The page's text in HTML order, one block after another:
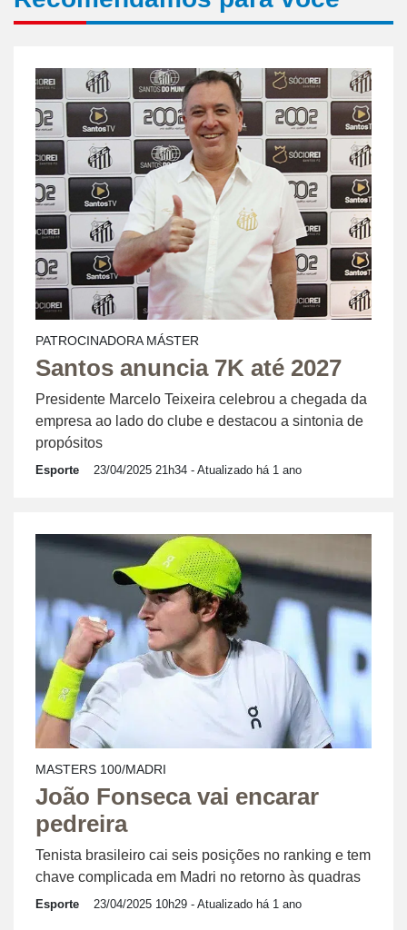
PATROCINADORA MÁSTER
Santos anuncia 7K até 2027
Presidente Marcelo Teixeira celebrou a chegada da
empresa ao lado do clube e destacou a sintonia de
propósitos
Esporte 23/04/2025 21h34 - Atualizado há 1 ano
MASTERS 100/MADRI
João Fonseca vai encarar
pedreira
Tenista brasileiro cai seis posições no ranking e tem
chave complicada em Madri no retorno às quadras
Esporte 23/04/2025 10h29 - Atualizado há 1 ano